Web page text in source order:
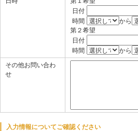
日付
時間
から
第２希望
日付
時間
から
その他お問い合わ
せ
入力情報についてご確認ください